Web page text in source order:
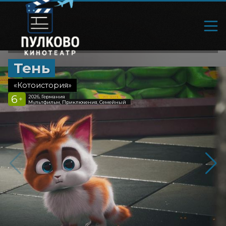
Тень
«Котоистория»
6 +
2026, Германия
Мультфильм, Приключения, Семейный